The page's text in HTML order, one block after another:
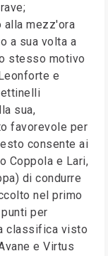
alla mezz'ora
a sua volta a
stesso motivo
e
sua,
favorevole per
consente ai
Coppola e Lari,
di condurre
nel primo
per
classifica visto
e Virtus